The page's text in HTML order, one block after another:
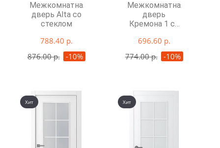
Межкомнатная
дверь Alta со
стеклом
788.40 р.
876.00 р.
-10%
Межкомнатная
дверь
Кремона 1 со
696.60 р.
774.00 р.
-10%
Хит Хит